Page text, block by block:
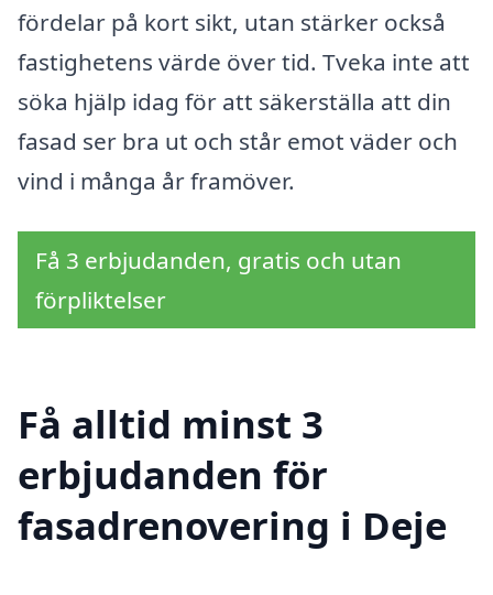
fördelar på kort sikt, utan stärker också
fastighetens värde över tid. Tveka inte att
söka hjälp idag för att säkerställa att din
fasad ser bra ut och står emot väder och
vind i många år framöver.
Få 3 erbjudanden, gratis och utan
förpliktelser
Få alltid minst 3
erbjudanden för
fasadrenovering i Deje